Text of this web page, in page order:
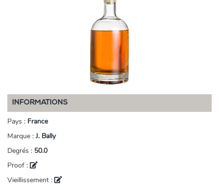
INFORMATIONS
Pays : France
Marque : J. Bally
Degrés : 50.0
Proof :
Vieillissement :